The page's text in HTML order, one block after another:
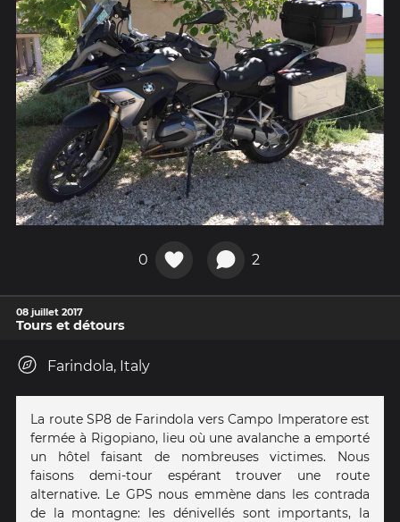
0 2
08 juillet 2017
Tours et détours
Farindola, Italy
La route SP8 de Farindola vers Campo Imperatore est
fermée à Rigopiano, lieu où une avalanche a emporté
un hôtel faisant de nombreuses victimes. Nous
faisons demi-tour espérant trouver une route
alternative. Le GPS nous emmène dans les contrada
de la montagne: les dénivellés sont importants, la